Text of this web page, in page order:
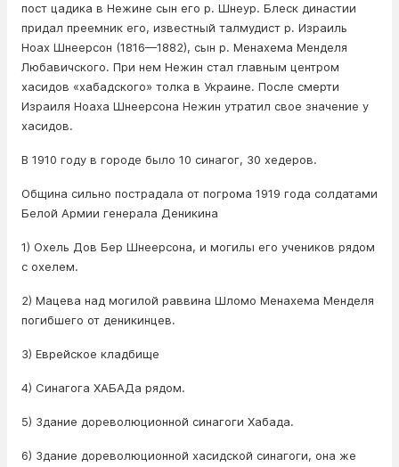
пост цадика в Нежине сын его р. Шнеур. Блеск династии
придал преемник его, известный талмудист р. Израиль
Ноах Шнеерсон (1816—1882), сын р. Менахема Менделя
Любавичского. При нем Нежин стал главным центром
хасидов «хабадского» толка в Украине. После смерти
Израиля Ноаха Шнеерсона Нежин утратил свое значение у
хасидов.
В 1910 году в городе было 10 синагог, 30 хедеров.
Община сильно пострадала от погрома 1919 года солдатами
Белой Армии генерала Деникина
1) Охель Дов Бер Шнеерсона, и могилы его учеников рядом
с охелем.
2) Мацева над могилой раввина Шломо Менахема Менделя
погибшего от деникинцев.
3) Еврейское кладбище
4) Синагога ХАБАДа рядом.
5) Здание дореволюционной синагоги Хабада.
6) Здание дореволюционной хасидской синагоги, она же